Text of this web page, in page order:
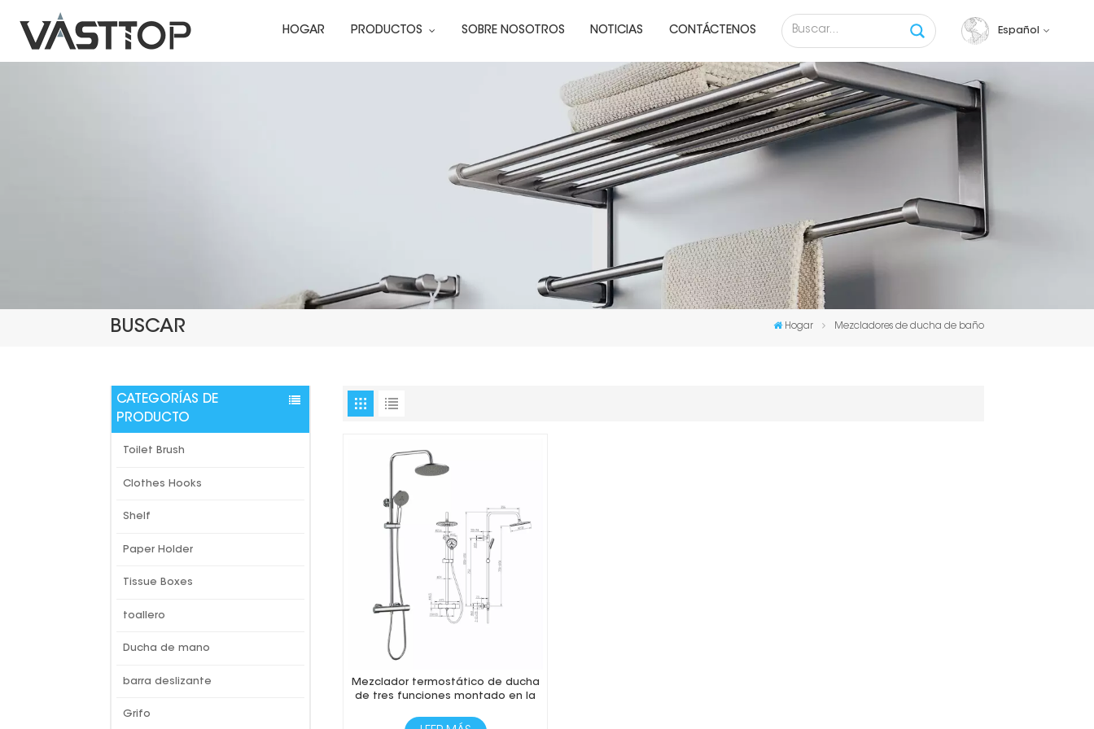
HOGAR PRODUCTOS SOBRE NOSOTROS NOTICIAS CONTÁCTENOS Español
English
français
русский
español
BUSCAR Hogar Mezcladores de ducha de baño
CATEGORÍAS DE
PRODUCTO
Toilet Brush
Clothes Hooks
Shelf
Paper Holder
Tissue Boxes
toallero
Ducha de mano
barra deslizante
Grifo
Mezclador termostático de ducha
de tres funciones montado en la